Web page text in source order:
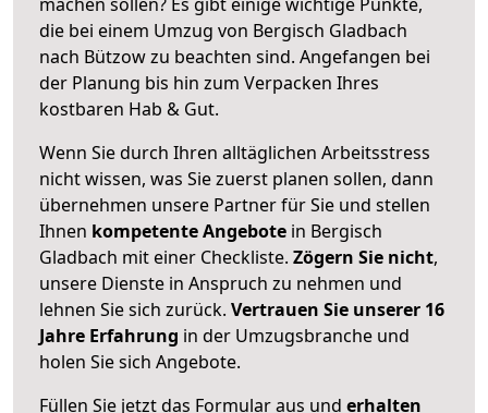
die bei einem Umzug von Bergisch Gladbach
nach Bützow zu beachten sind. Angefangen bei
der Planung bis hin zum Verpacken Ihres
kostbaren Hab & Gut.
Wenn Sie durch Ihren alltäglichen Arbeitsstress
nicht wissen, was Sie zuerst planen sollen, dann
übernehmen unsere Partner für Sie und stellen
Ihnen kompetente Angebote in Bergisch
Gladbach mit einer Checkliste. Zögern Sie nicht,
unsere Dienste in Anspruch zu nehmen und
lehnen Sie sich zurück. Vertrauen Sie unserer 16
Jahre Erfahrung in der Umzugsbranche und
holen Sie sich Angebote.
Füllen Sie jetzt das Formular aus und erhalten